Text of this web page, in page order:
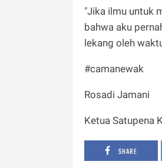
"Jika ilmu untuk
bahwa aku
lekang oleh
#camanewak
Rosadi Jamani
Ketua Satupena
SHARE